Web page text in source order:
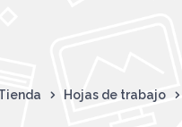
Hojas de trabajo